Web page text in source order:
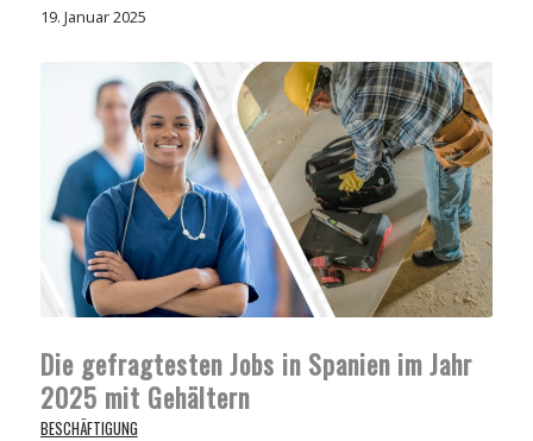
19. Januar 2025
Die gefragtesten Jobs in Spanien im Jahr
2025 mit Gehältern
BESCHÄFTIGUNG